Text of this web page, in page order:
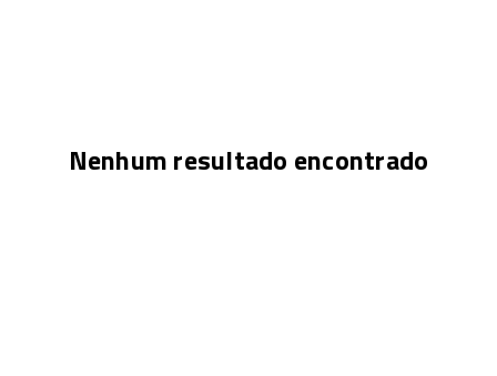
Nenhum resultado encontrado